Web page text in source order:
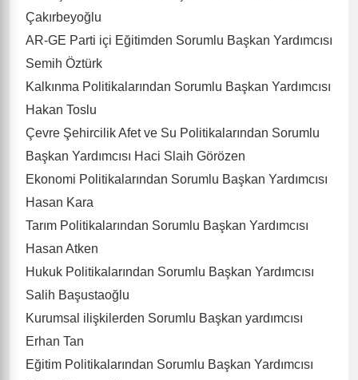
Çakırbeyoğlu
AR-GE Parti içi Eğitimden Sorumlu Başkan Yardımcısı
Semih Öztürk
Kalkınma Politikalarından Sorumlu Başkan Yardımcısı
Hakan Toslu
Çevre Şehircilik Afet ve Su Politikalarından Sorumlu
Başkan Yardımcısı Haci Slaih Görözen
Ekonomi Politikalarından Sorumlu Başkan Yardımcısı
Hasan Kara
Tarım Politikalarından Sorumlu Başkan Yardımcısı
Hasan Atken
Hukuk Politikalarından Sorumlu Başkan Yardımcısı
Salih Başustaoğlu
Kurumsal ilişkilerden Sorumlu Başkan yardımcısı
Erhan Tan
Eğitim Politikalarından Sorumlu Başkan Yardımcısı